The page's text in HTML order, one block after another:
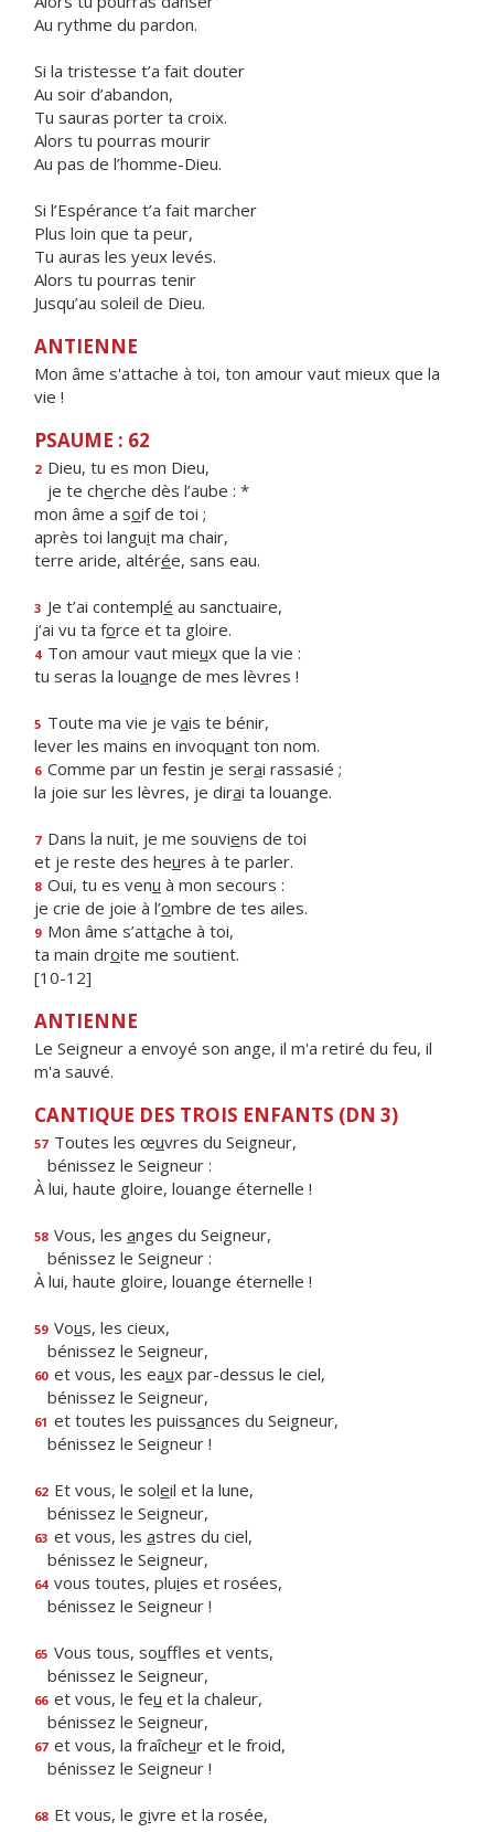
Au rythme du pardon.
Si la tristesse t’a fait douter
Au soir d’abandon,
Tu sauras porter ta croix.
Alors tu pourras mourir
Au pas de l’homme-Dieu.
Si l’Espérance t’a fait marcher
Plus loin que ta peur,
Tu auras les yeux levés.
Alors tu pourras tenir
Jusqu’au soleil de Dieu.
ANTIENNE
Mon âme s'attache à toi, ton amour vaut mieux que la
vie !
PSAUME : 62
2 Dieu, tu es mon Dieu,
je te cherche dès l’aube : *
mon âme a soif de toi ;
après toi languit ma chair,
terre aride, altérée, sans eau.
3 Je t’ai contemplé au sanctuaire,
j’ai vu ta force et ta gloire.
4 Ton amour vaut mieux que la vie :
tu seras la louange de mes lèvres !
5 Toute ma vie je vais te bénir,
lever les mains en invoquant ton nom.
6 Comme par un festin je serai rassasié ;
la joie sur les lèvres, je dirai ta louange.
7 Dans la nuit, je me souviens de toi
et je reste des heures à te parler.
8 Oui, tu es venu à mon secours :
je crie de joie à l’ombre de tes ailes.
9 Mon âme s’attache à toi,
ta main droite me soutient.
[10-12]
ANTIENNE
Le Seigneur a envoyé son ange, il m'a retiré du feu, il
m'a sauvé.
CANTIQUE DES TROIS ENFANTS (DN 3)
57 Toutes les œuvres du Seigneur,
bénissez le Seigneur :
À lui, haute gloire, louange éternelle !
58 Vous, les anges du Seigneur,
bénissez le Seigneur :
À lui, haute gloire, louange éternelle !
59 Vous, les cieux,
bénissez le Seigneur,
60 et vous, les eaux par-dessus le ciel,
bénissez le Seigneur,
61 et toutes les puissances du Seigneur,
bénissez le Seigneur !
62 Et vous, le soleil et la lune,
bénissez le Seigneur,
63 et vous, les astres du ciel,
bénissez le Seigneur,
64 vous toutes, pluies et rosées,
bénissez le Seigneur !
65 Vous tous, souffles et vents,
bénissez le Seigneur,
66 et vous, le feu et la chaleur,
bénissez le Seigneur,
67 et vous, la fraîcheur et le froid,
bénissez le Seigneur !
68 Et vous, le givre et la rosée,